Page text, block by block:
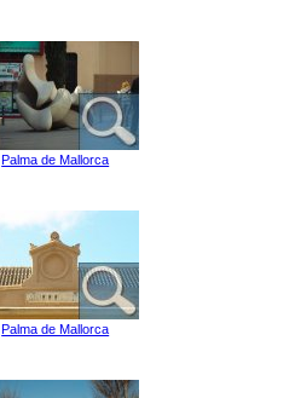
Palma de Mallorca
Palma de Mallorca